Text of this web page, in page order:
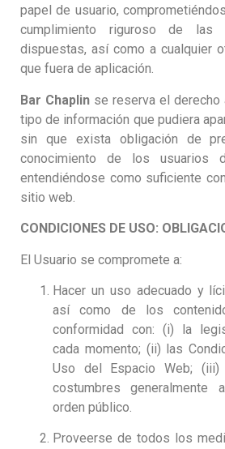
papel de usuario,
cumplimiento riguroso de las
dispuestas, así como a cualquier
que fuera de aplicación.
Bar Chaplin se reserva el derecho
tipo de información que pudiera
sin que exista obligación de
conocimiento de los usuarios
entendiéndose como suficiente
sitio web.
CONDICIONES DE USO:
El Usuario se compromete a:
Hacer un uso adecuado y
así como de los
conformidad con: (i) la
cada momento; (ii) las
Uso del Espacio Web;
costumbres
orden público.
Proveerse de todos los